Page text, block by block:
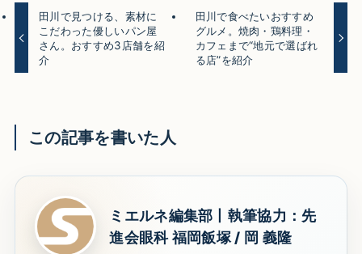
田川で見つける、素材に
こだわった優しいパン屋
さん。おすすめ3店舗を紹
介
田川で食べたいおすすめ
グルメ。焼肉・鶏料理・
カフェまで“地元で選ばれ
る店”を紹介
この記事を書いた人
ミエルネ編集部丨執筆協力：先
進会眼科 福岡飯塚 / 岡 義隆